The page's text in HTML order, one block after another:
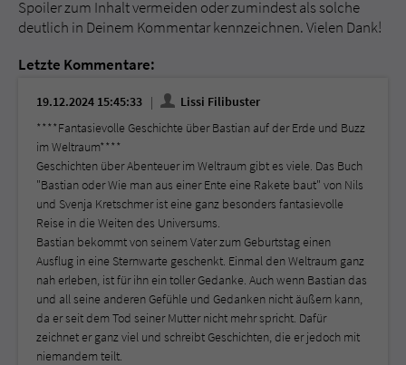
Spoiler zum Inhalt vermeiden oder zumindest als solche
deutlich in Deinem Kommentar kennzeichnen. Vielen Dank!
Letzte Kommentare:
19.12.2024 15:45:33
Lissi Filibuster
****Fantasievolle Geschichte über Bastian auf der Erde und Buzz
im Weltraum****
Geschichten über Abenteuer im Weltraum gibt es viele. Das Buch
"Bastian oder Wie man aus einer Ente eine Rakete baut" von Nils
und Svenja Kretschmer ist eine ganz besonders fantasievolle
Reise in die Weiten des Universums.
Bastian bekommt von seinem Vater zum Geburtstag einen
Ausflug in eine Sternwarte geschenkt. Einmal den Weltraum ganz
nah erleben, ist für ihn ein toller Gedanke. Auch wenn Bastian das
und all seine anderen Gefühle und Gedanken nicht äußern kann,
da er seit dem Tod seiner Mutter nicht mehr spricht. Dafür
zeichnet er ganz viel und schreibt Geschichten, die er jedoch mit
niemandem teilt.